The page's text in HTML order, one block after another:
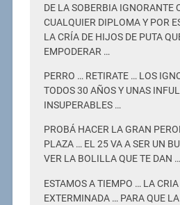
DE LA SOBERBIA IGNORANTE
CUALQUIER DIPLOMA Y POR
LA CRÍA DE HIJOS DE PUTA
EMPODERAR …
PERRO … RETIRATE … LOS
TODOS 30 AÑOS Y UNAS
INSUPERABLES …
PROBÁ HACER LA GRAN
PLAZA … EL 25 VA A SER UN
VER LA BOLILLA QUE TE DAN …
ESTAMOS A TIEMPO … LA CRIA
EXTERMINADA … PARA QUE